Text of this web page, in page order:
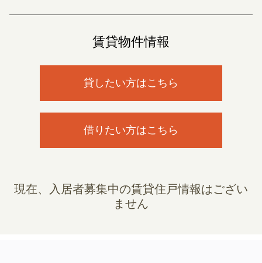
賃貸物件情報
貸したい方はこちら
借りたい方はこちら
現在、入居者募集中の賃貸住戸情報はござい
ません